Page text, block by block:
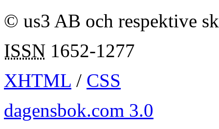
© us3 AB och respektive
ISSN 1652-1277
XHTML / CSS
dagensbok.com 3.0